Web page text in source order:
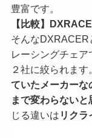
豊富です。
【比較】
そんなDXRACER
レーシングチェ
２社に絞られます
ていたメーカーな
まで変わらないと
じる違いは リク